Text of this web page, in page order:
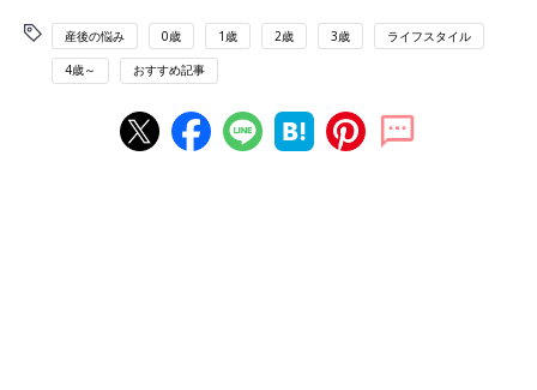
産後の悩み 0歳 1歳 2歳 3歳 ライフスタイル
4歳～ おすすめ記事